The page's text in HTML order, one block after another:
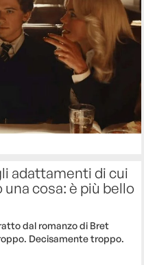
adattamenti di cui
cosa: è più bello
dal romanzo di Bret
Decisamente troppo.